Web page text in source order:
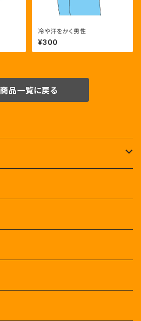
冷や汗をかく男性
¥300
商品一覧に戻る